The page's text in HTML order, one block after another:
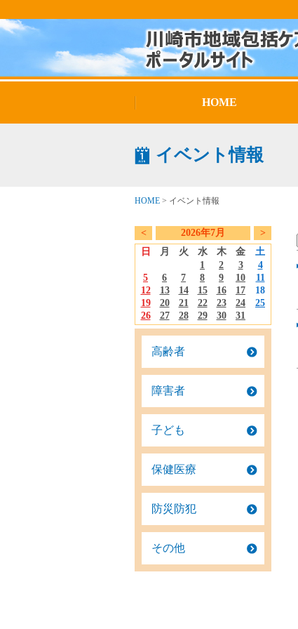
HOME
イベント情報
HOME > イベント情報
< 2026年7月
>
日
月 火 水 木 金
土
1
2 3
4
5
6 7 8 9 10
11
12
13 14 15 16 17
18
19
20 21 22 23 24
25
26
27 28 29 30 31
高齢者
障害者
子ども
保健医療
防災防犯
その他